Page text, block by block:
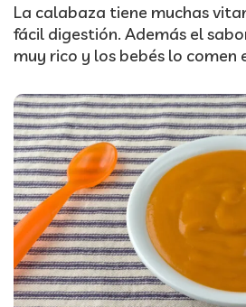
La calabaza tiene muchas
fácil digestión. Además el
muy rico y los bebés lo comen